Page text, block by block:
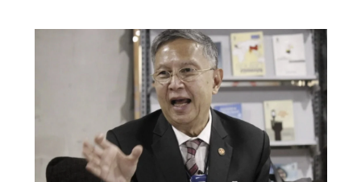
เอกชนเพื่อแก้ไขปัญหาทางเศรษฐกิจ (กรอ.) กล่าวถึง การ
พิจารณาโครงการไทยเที่ยวไทย พลัส ว่า ขณะนี้กำลังพูดคุยกัน
อยู่ เพราะต้องดูว่า เงินที่เรามีอยู่ในวงเงินที่จำกัดขณะนี้ ต้องดู